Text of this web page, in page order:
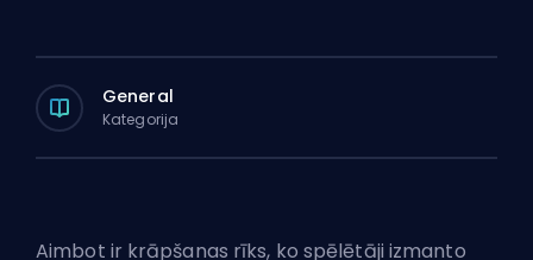
General
Kategorija
Aimbot ir krāpšanas rīks, ko spēlētāji izmanto